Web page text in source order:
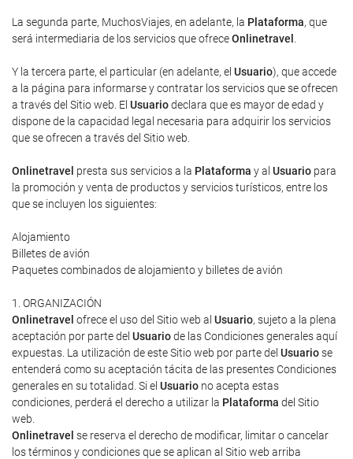
La segunda parte, MuchosViajes, en adelante, la Plataforma, que
será intermediaria de los servicios que ofreceOnlinetravel
Y la tercera parte, el particular (en adelante, el Usuario), que accede
a la página para informarse y contratar los servicios que se ofrecen
a través del Sitio web. El Usuariodeclara que es mayor de edad y
dispone de la capacidad legal necesaria para adquirir los servicios
que se ofrecen a través del Sitio web.
Onlinetravel presta sus servicios a la Plataforma y al Usuario para
la promoción y venta de productos y servicios turísticos, entre los
que se incluyen los siguientes:
Alojamiento
Billetes de avión
Paquetes combinados de alojamiento y billetes de avión
1. ORGANIZACIÓN
Onlinetravel ofrece el uso del Sitio web al Usuario, sujeto a la plena
aceptación por parte del Usuariode las Condiciones generales aquí
expuestas. La utilización de este Sitio web por parte del Usuariose
entenderá como su aceptación tácita de las presentes Condiciones
generales en su totalidad. Si el Usuario no acepta estas
condiciones, perderá el derecho a utilizar la Plataforma del Sitio
web.
Onlinetravel se reserva el derecho de modificar, limitar o cancelar
los términos y condiciones que se aplican al Sitio web arriba